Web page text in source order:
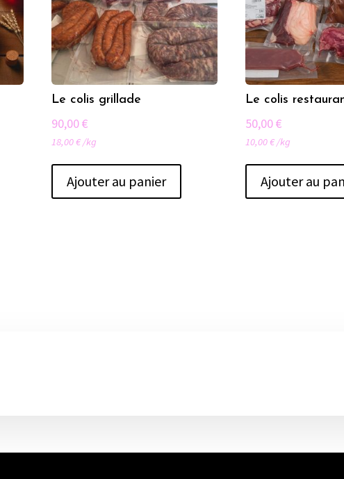
Le colis grillade
90,00€
18,00€/kg
Ajouter au panier
Le colis
50,00€
10,00€/kg
Ajouter au